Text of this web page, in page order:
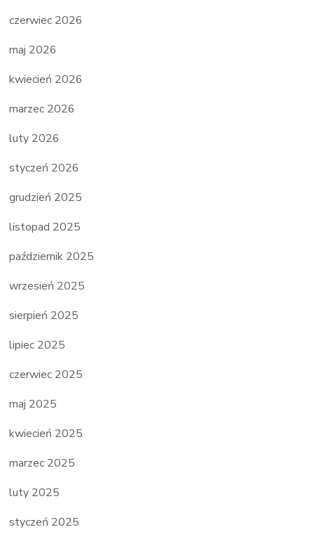
czerwiec 2026
maj 2026
kwiecień 2026
marzec 2026
luty 2026
styczeń 2026
grudzień 2025
listopad 2025
październik 2025
wrzesień 2025
sierpień 2025
lipiec 2025
czerwiec 2025
maj 2025
kwiecień 2025
marzec 2025
luty 2025
styczeń 2025